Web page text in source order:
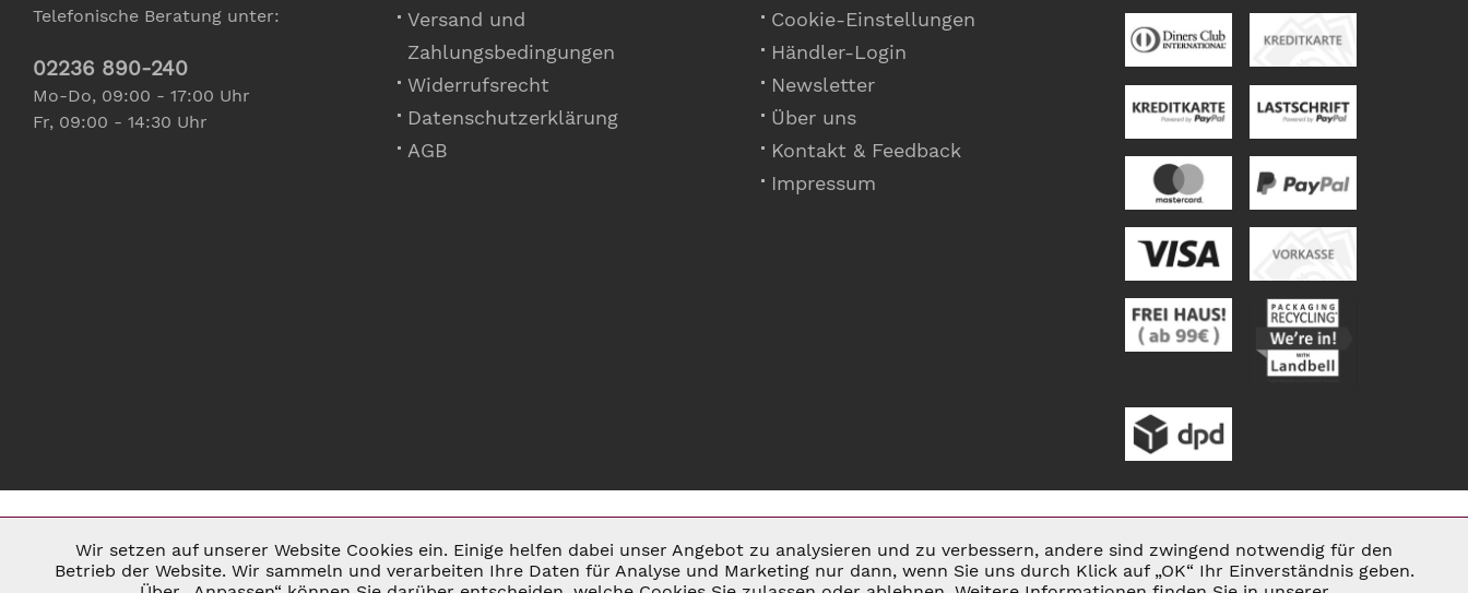
Telefonische Beratung unter:
02236 890-240
Mo-Do, 09:00 - 17:00 Uhr
Fr, 09:00 - 14:30 Uhr
Versand und
Zahlungsbedingungen
Widerrufsrecht
Datenschutzerklärung
AGB
Cookie-Einstellungen
Händler-Login
Newsletter
Über uns
Kontakt & Feedback
Impressum
Notwendig Aktiv
Wir setzen auf unserer Website Cookies ein. Einige helfen dabei unser Angebot zu analysieren und zu verbessern, andere sind zwingend notwendig für den
Betrieb der Website. Wir sammeln und verarbeiten Ihre Daten für Analyse und Marketing nur dann, wenn Sie uns durch Klick auf „OK“ Ihr Einverständnis geben.